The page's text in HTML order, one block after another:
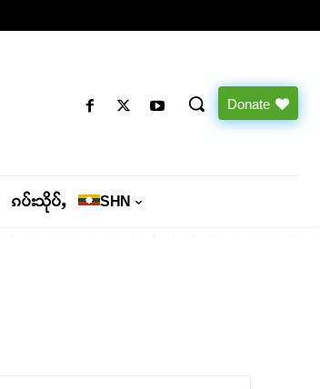
Donate
ၵပ်းသိုပ်ႇ SHN